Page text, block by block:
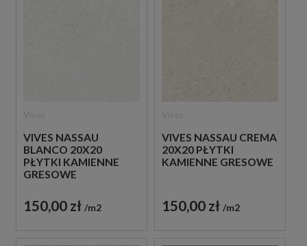
VIVES NASSAU
BLANCO 20X20
PŁYTKI KAMIENNE
GRESOWE
150,00 zł m2
VIVES NASSAU CREMA
20X20 PŁYTKI
KAMIENNE GRESOWE
150,00 zł m2